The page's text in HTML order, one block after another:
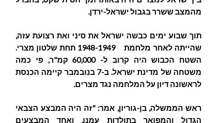
מהמצב ששרר בגבול ישראל-ירדן.
תוך שבוע ימים כבשה ישראל את סיני ואת רצועת עזה,
שהייתה לאחר מלחמת 1948-1949 תחת שלטון מצרי.
השטח הכבוש היה קרוב ל- 60,000 קמ"ר, פי כמה
משטחה של מדינת ישראל. ב-7 בנובמבר קיימה הכנסת
לראשונה דיון על המלחמה נגד מצרים.
ראש הממשלה, בן-גוריון, אמר: "זה היה המבצע הצבאי
הגדול והמפואר בתולדות עמנו, ואחד המבצעים